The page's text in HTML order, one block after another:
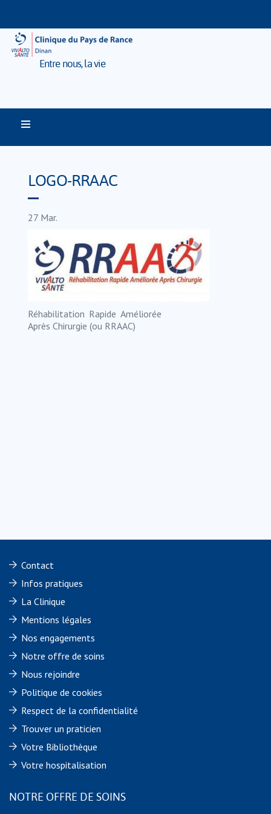
Entre nous, la vie
LOGO-RRAAC
27 Mar.
Réhabilitation Rapide Améliorée
Après Chirurgie (ou RRAAC)
Contact
Infos pratiques
La Clinique
Mentions légales
Nos engagements
Notre offre de soins
Nous rejoindre
Politique de cookies
Respect de la confidentialité
Trouver un praticien
Votre Bibliothèque
Votre hospitalisation
NOTRE OFFRE DE SOINS